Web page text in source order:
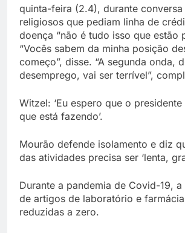
quinta-feira (2.4), durante
religiosos que pediam linha de
doença “não é tudo isso que estão
“Vocês sabem da minha posição
começo”, disse. “A segunda onda,
desemprego, vai ser terrível”,
Witzel: ‘Eu espero que o
que está fazendo’.
Mourão defende isolamento e diz
das atividades precisa ser ‘lenta,
Durante a pandemia de Covid-19, a
de artigos de laboratório e
reduzidas a zero.